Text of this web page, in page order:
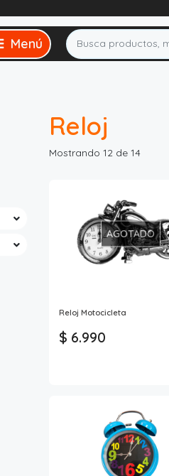
Reloj
Mostrando 12 de 14
AGOTADO
Reloj Motocicleta
$ 6.990